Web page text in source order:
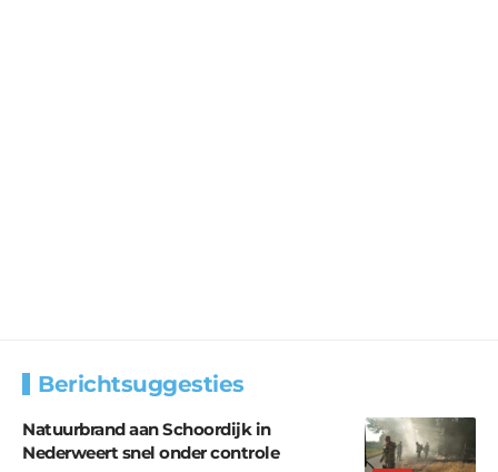
Berichtsuggesties
Natuurbrand aan Schoordijk in
Nederweert snel onder controle